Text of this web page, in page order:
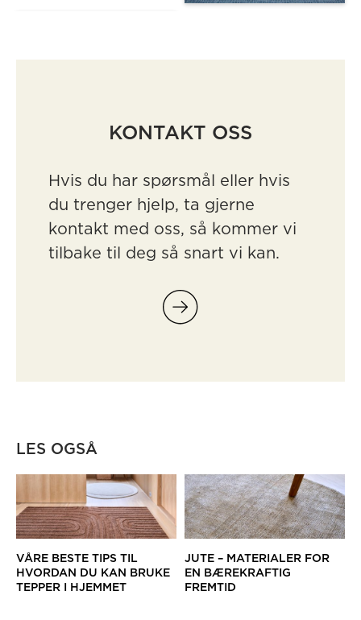
KONTAKT OSS
Hvis du har spørsmål eller hvis
du trenger hjelp, ta gjerne
kontakt med oss, så kommer vi
tilbake til deg så snart vi kan.
LES OGSÅ
VÅRE BESTE TIPS TIL
HVORDAN DU KAN BRUKE
TEPPER I HJEMMET
JUTE – MATERIALER FOR
EN BÆREKRAFTIG
FREMTID